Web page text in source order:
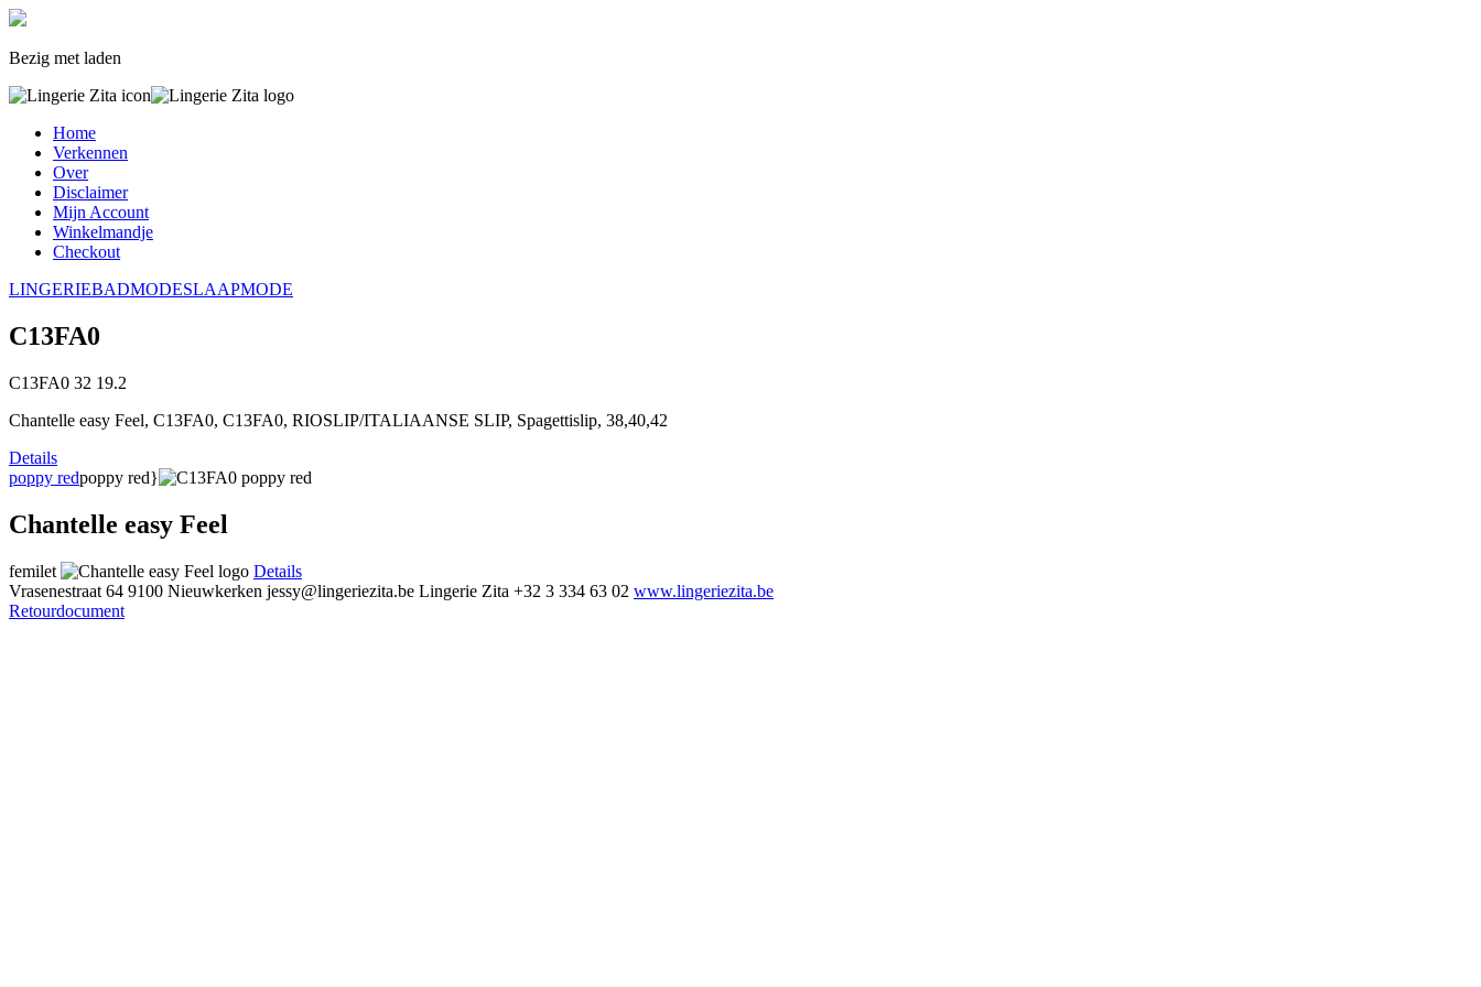
Bezig met laden
Home
Verkennen
Over
Disclaimer
Mijn Account
Winkelmandje
Checkout
LINGERIEBADMODESLAAPMODE
C13FA0
C13FA0 32 19.2
Chantelle easy Feel, C13FA0, C13FA0, RIOSLIP/ITALIAANSE SLIP, Spagettislip, 38,40,42
Details
poppy redpoppy red}
Chantelle easy Feel
femilet
Details
Vrasenestraat 64 9100 Nieuwkerken jessy@lingeriezita.be Lingerie Zita +32 3 334 63 02 www.lingeriezita.be
Retourdocument